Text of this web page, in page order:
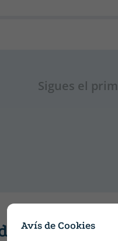
Avís de Cookies
Sigues el